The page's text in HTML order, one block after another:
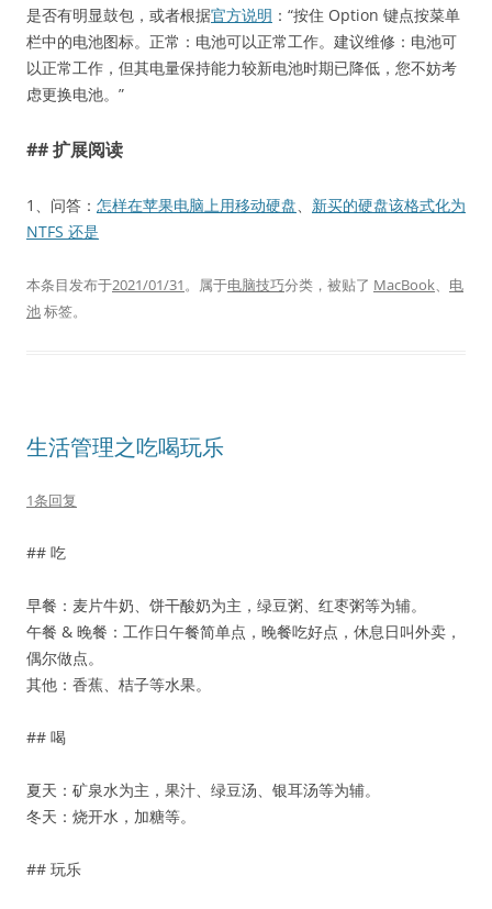
是否有明显鼓包，或者根据官方说明 ：“按住 Option 键点按菜单
栏中的电池图标。正常：电池可以正常工作。建议维修：电池可
以正常工作，但其电量保持能力较新电池时期已降低，您不妨考
虑更换电池。”
## 扩展阅读
1、问答： 怎样在苹果电脑上用移动硬盘、 新买的硬盘该格式化为
NTFS 还是
本条目发布于2021/01/31。属于电脑技巧分类，被贴了 MacBook、 电
池标签。
生活管理之吃喝玩乐
1条回复
## 吃
早餐：麦片牛奶、饼干酸奶为主，绿豆粥、红枣粥等为辅。
午餐 & 晚餐：工作日午餐简单点，晚餐吃好点，休息日叫外卖，
偶尔做点。
其他：香蕉、桔子等水果。
## 喝
夏天：矿泉水为主，果汁、绿豆汤、银耳汤等为辅。
冬天：烧开水，加糖等。
## 玩乐